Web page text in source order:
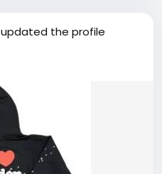
updated the profile